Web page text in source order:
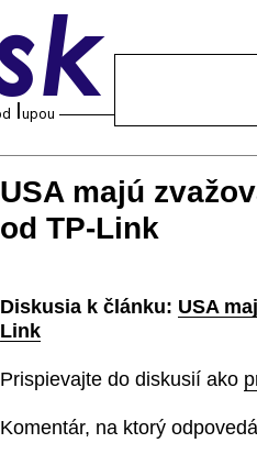
USA majú
od TP-Link
Diskusia k článku: USA
Link
Prispievajte do diskusií ako
Komentár, na ktorý